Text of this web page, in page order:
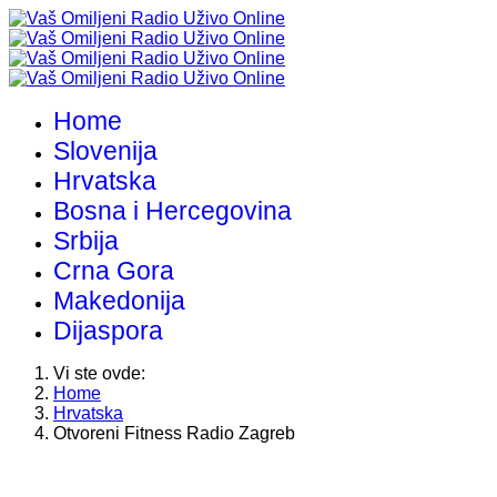
Home
Slovenija
Hrvatska
Bosna i Hercegovina
Srbija
Crna Gora
Makedonija
Dijaspora
Vi ste ovde:
Home
Hrvatska
Otvoreni Fitness Radio Zagreb